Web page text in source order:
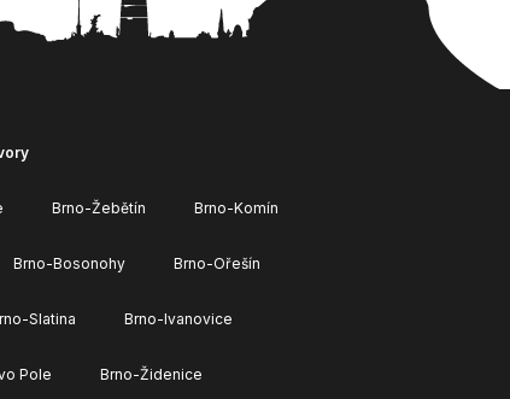
Brno-Žebětín Brno-Komín
Brno-Bosonohy Brno-Ořešín
Slatina Brno-Ivanovice
Pole Brno-Židenice